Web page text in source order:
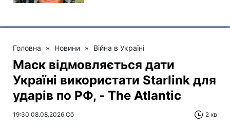
Головна » Новини » Війна в Україні
Маск відмовляється дати
Україні використати Starlink для
ударів по РФ, - The Atlantic
19:30 08.08.2026 Сб 2 хв